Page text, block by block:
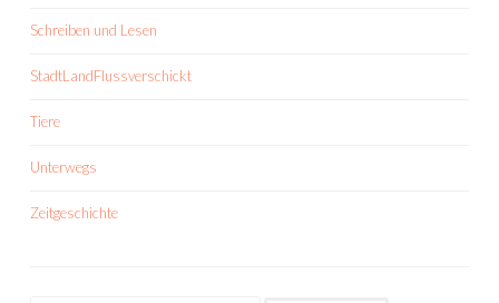
Schreiben und Lesen
StadtLandFlussverschickt
Tiere
Unterwegs
Zeitgeschichte